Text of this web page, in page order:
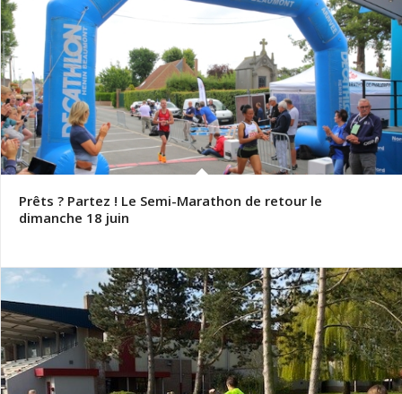
Prêts ? Partez ! Le Semi-Marathon de retour le
dimanche 18 juin